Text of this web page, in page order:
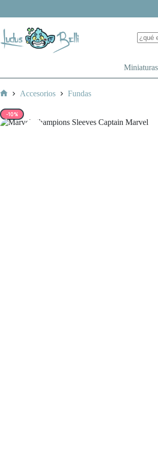
Miniaturas
Accesorios Fundas
-10%